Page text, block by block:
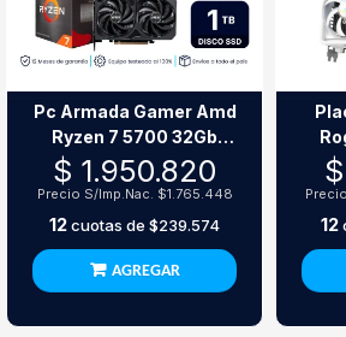
Pc Armada Gamer Amd
Ryzen 7 5700 32Gb
Ram 1Tb Ssd Rtx 5060
$ 1.950.820
Precio S/Imp.Nac. $1.765.448
12cuotas de $239.574
AGREGAR
12